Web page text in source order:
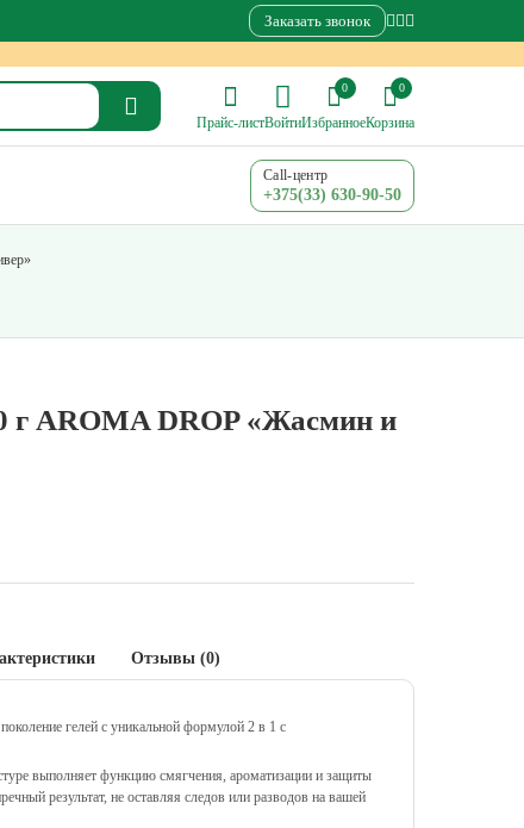
Заказать звонок
Прайс-листВойти
0
Избранное
0
Корзина
Call-центр
+375(33) 630-90-50
г AROMA DROP «Жасмин и
Отзывы (0)
гелей с уникальной формулой 2 в 1 с
выполняет функцию смягчения, ароматизации и защиты
результат, не оставляя следов или разводов на вашей